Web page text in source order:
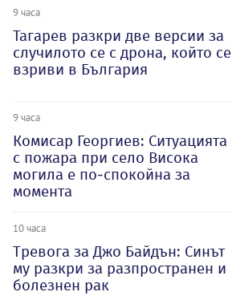
9 часа
Тагарев разкри две версии за
случилото се с дрона, който се
взриви в България
9 часа
Комисар Георгиев: Ситуацията
с пожара при село Висока
могила е по-спокойна за
момента
10 часа
Тревога за Джо Байдън: Синът
му разкри за разпространен и
болезнен рак